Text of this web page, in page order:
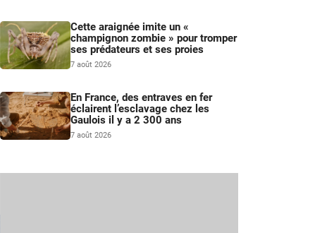
Cette araignée imite un «
champignon zombie » pour tromper
ses prédateurs et ses proies
7 août 2026
En France, des entraves en fer
éclairent l’esclavage chez les
Gaulois il y a 2 300 ans
7 août 2026